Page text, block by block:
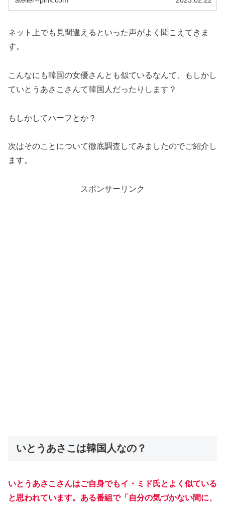
ネット上でも見間違えるといった声がよく聞こえてきま
す。
こんなにも韓国の女優さんとも似ているなんて、もしかし
ていとうあさこさんて韓国人だったりします？
もしかしてハーフとか？
次はそのことについて徹底調査してみましたのでご紹介し
ます。
スポンサーリンク
いとうあさこは韓国人なの？
いとうあさこさんはご自身でもイ・ミド氏とよく似ている
と思われています。ある番組で「自分の気づかない間に、